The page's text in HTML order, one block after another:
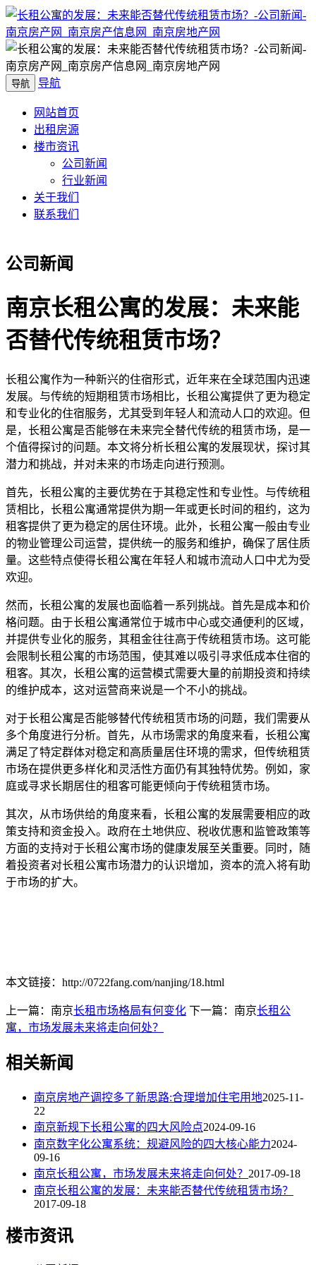
导航 导航
网站首页
出租房源
楼市资讯
公司新闻
行业新闻
关于我们
联系我们
公司新闻
南京长租公寓的发展：未来能
否替代传统租赁市场？
长租公寓作为一种新兴的住宿形式，近年来在全球范围内迅速
发展。与传统的短期租赁市场相比，长租公寓提供了更为稳定
和专业化的住宿服务，尤其受到年轻人和流动人口的欢迎。但
是，长租公寓是否能够在未来完全替代传统的租赁市场，是一
个值得探讨的问题。本文将分析长租公寓的发展现状，探讨其
潜力和挑战，并对未来的市场走向进行预测。
首先，长租公寓的主要优势在于其稳定性和专业性。与传统租
赁相比，长租公寓通常提供为期一年或更长时间的租约，这为
租客提供了更为稳定的居住环境。此外，长租公寓一般由专业
的物业管理公司运营，提供统一的服务和维护，确保了居住质
量。这些特点使得长租公寓在年轻人和城市流动人口中尤为受
欢迎。
然而，长租公寓的发展也面临着一系列挑战。首先是成本和价
格问题。由于长租公寓通常位于城市中心或交通便利的区域，
并提供专业化的服务，其租金往往高于传统租赁市场。这可能
会限制长租公寓的市场范围，使其难以吸引寻求低成本住宿的
租客。其次，长租公寓的运营模式需要大量的前期投资和持续
的维护成本，这对运营商来说是一个不小的挑战。
对于长租公寓是否能够替代传统租赁市场的问题，我们需要从
多个角度进行分析。首先，从市场需求的角度来看，长租公寓
满足了特定群体对稳定和高质量居住环境的需求，但传统租赁
市场在提供更多样化和灵活性方面仍有其独特优势。例如，家
庭或寻求长期居住的租客可能更倾向于传统租赁市场。
其次，从市场供给的角度来看，长租公寓的发展需要相应的政
策支持和资金投入。政府在土地供应、税收优惠和监管政策等
方面的支持对于长租公寓市场的健康发展至关重要。同时，随
着投资者对长租公寓市场潜力的认识增加，资本的流入将有助
于市场的扩大。
本文链接：http://0722fang.com/nanjing/18.html
上一篇：南京长租市场格局有何变化 下一篇：南京长租公
寓，市场发展未来将走向何处？
相关新闻
南京房地产调控多了新思路:合理增加住宅用地2025-11-
22
南京新规下长租公寓的四大风险点2024-09-16
南京数字化公寓系统：规避风险的四大核心能力2024-
09-16
南京长租公寓，市场发展未来将走向何处？ 2017-09-18
南京长租公寓的发展：未来能否替代传统租赁市场？
2017-09-18
楼市资讯